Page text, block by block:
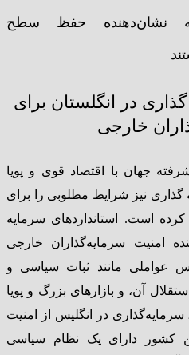
نشان‌دهنده حفظ سطح
در انگلستان برای
خارجی
جهان با اقتصاد قوی و پویا
نیز شرایط مطلوبی را برای
است. استانداردهای سرمایه
امنیت سرمایه‌گذاران خارجی
عواملی مانند ثبات سیاسی و
آن، و بازارهای بزرگ و پویا
سرمایه‌گذاری در انگلیس از امنیت
کشور دارای یک نظام سیاسی